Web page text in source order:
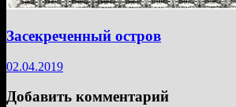
Засекреченный остров
02.04.2019
Добавить комментарий